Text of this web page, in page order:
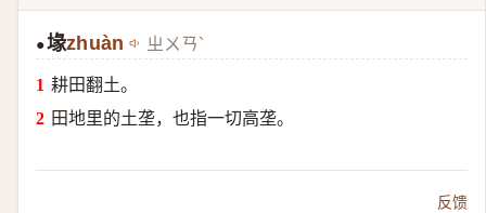
●堟zhuàn ㄓㄨㄢˋ
耕田翻土。
田地里的土垄，也指一切高垄。
反馈